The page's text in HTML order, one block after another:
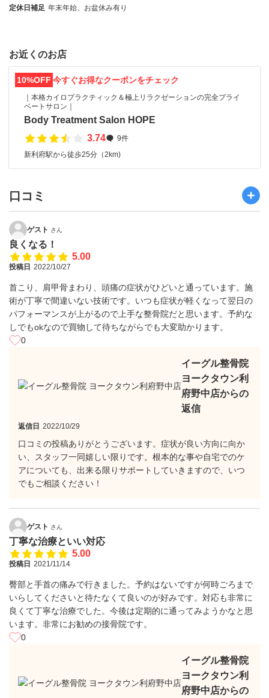
定休日補足 年末年始、お盆休み有り
お近くのお店
10%OFF 今すぐお得なクーポンをチェック
｜本格カイロプラクティック＆極上リラクゼーションの完全プライ
ベートサロン｜
Body Treatment Salon HOPE
3.74
9件
新利府駅から徒歩25分（2km)
口コミ
ゲスト さん
良くなる！
5.00
投稿日 2022/10/27
首こり、肩甲骨まわり、頭痛の症状がひどいと通っています。施
術が丁寧で間違いない技術です。いつも症状が軽くなって翌日の
パフォーマンスが上がるので上手な整骨院だと思います。予約な
しでもokなので買物して待ちながらでも大変助かります。
0
イーグル整骨院
ヨークタウン利
府野中店からの
返信
返信日 2022/10/29
口コミの投稿ありがとうございます。症状が良い方向に向か
い、スタッフ一同嬉しい限りです。根本的な事や自宅でのケ
アについても、出来る限りサポートしていきますので、いつ
でもご相談ください！
ゲスト さん
丁寧な治療といい対応
5.00
投稿日 2021/11/14
臀部と手首の痛みで行きました。予約はないですが何時ごろまで
いらしてくださいと待たなくて良いのが好みです。対応も非常に
良くて丁寧な治療でした。今後は定期的に通ってみようかなと思
います。非常にお勧めの接骨院です。
0
イーグル整骨院
ヨークタウン利
府野中店からの